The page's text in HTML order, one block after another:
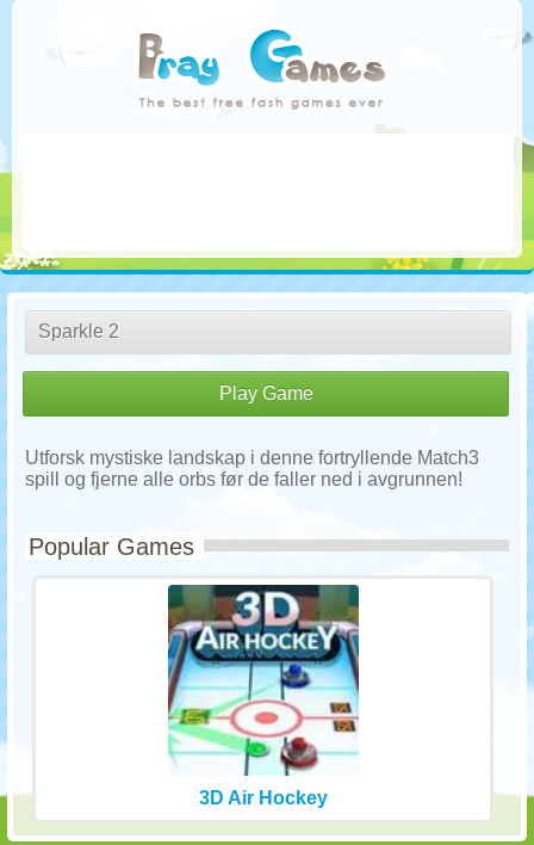
Sparkle 2
Play Game
Utforsk mystiske landskap i denne fortryllende Match3
spill og fjerne alle orbs før de faller ned i avgrunnen!
Popular Games
3D Air Hockey